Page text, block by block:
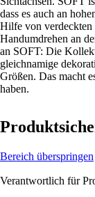
dass es auch an
Hilfe von verdeckten
Handumdrehen an
an SOFT: Die
gleichnamige
Größen. Das macht
haben.
Bereich überspringen
Verantwortlich für